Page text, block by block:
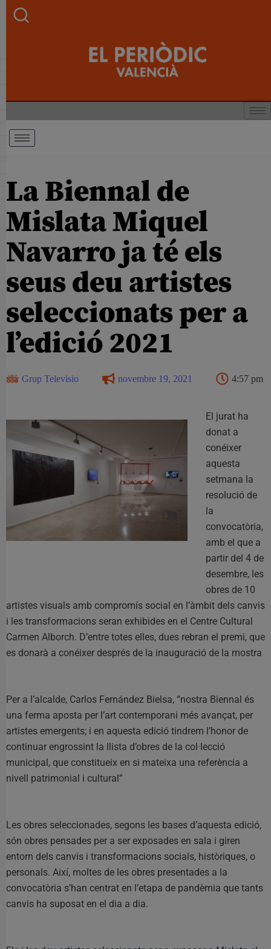
La Biennal de
Mislata Miquel
Navarro ja té els
seus deu artistes
seleccionats per a
l’edició 2021
Grup Televisio novembre 19, 2021 4:57 pm
El jurat ha
donat a
conéixer
aquesta
setmana la
resolució de
la
convocatòria,
amb el que a
partir del 4 de
desembre, les
obres de 10
artistes visuals amb compromís social en l’àmbit dels canvis
i les transformacions seran exhibides en el Centre Cultural
Carmen Alborch. D’entre totes elles, dues rebran el premi, que
es donarà a conéixer després de la inauguració de la mostra
Per a l’alcalde, Carlos Fernández Bielsa, “nostra Biennal és
una ferma aposta per l’art contemporani més avançat, per
artistes emergents; i en aquesta edició tindrem l’honor de
continuar engrossint la llista d’obres de la col·lecció
municipal, que constitueix en si mateixa una referència a
nivell patrimonial i cultural”
Les obres seleccionades, segons les bases d’aquesta edició,
són obres pensades per a ser exposades en sala i giren
entorn dels canvis i transformacions socials, històriques, o
personals. Així, moltes de les obres presentades a la
convocatòria s’han centrat en l’etapa de pandèmia que tants
canvis ha suposat en el dia a dia.